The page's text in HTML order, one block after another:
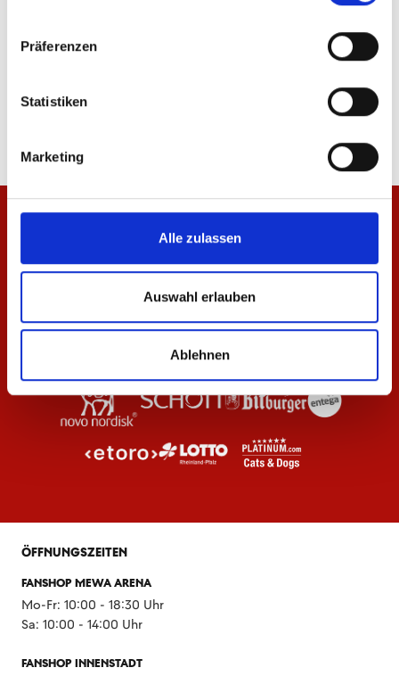
Präferenzen
Statistiken
Marketing
Alle zulassen
Auswahl erlauben
Ablehnen
29,95 €
ÖFFNUNGSZEITEN
FANSHOP MEWA ARENA
Mo-Fr: 10:00 - 18:30 Uhr
Sa: 10:00 - 14:00 Uhr
FANSHOP INNENSTADT